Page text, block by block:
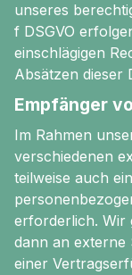
unseres
f DSGVO
einschlägigen
Absätzen dieser
Empfänger
Im Rahmen
verschiedenen
teilweise auch
erforderlich. Wir
dann an externe
einer